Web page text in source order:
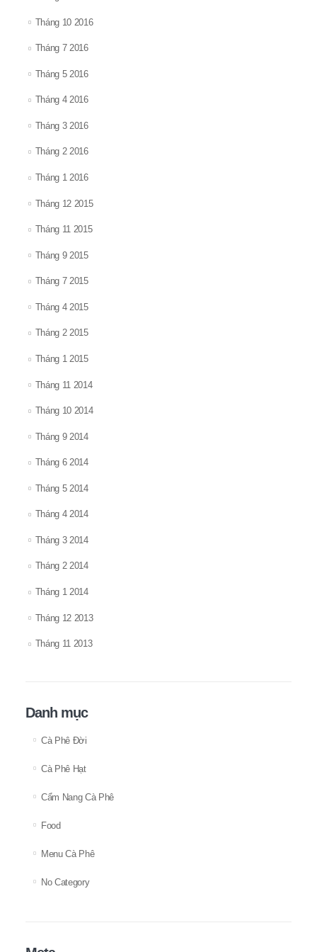
Tháng 10 2016
Tháng 7 2016
Tháng 5 2016
Tháng 4 2016
Tháng 3 2016
Tháng 2 2016
Tháng 1 2016
Tháng 12 2015
Tháng 11 2015
Tháng 9 2015
Tháng 7 2015
Tháng 4 2015
Tháng 2 2015
Tháng 1 2015
Tháng 11 2014
Tháng 10 2014
Tháng 9 2014
Tháng 6 2014
Tháng 5 2014
Tháng 4 2014
Tháng 3 2014
Tháng 2 2014
Tháng 1 2014
Tháng 12 2013
Tháng 11 2013
Danh mục
Cà Phê Đời
Cà Phê Hạt
Cẩm Nang Cà Phê
Food
Menu Cà Phê
No Category